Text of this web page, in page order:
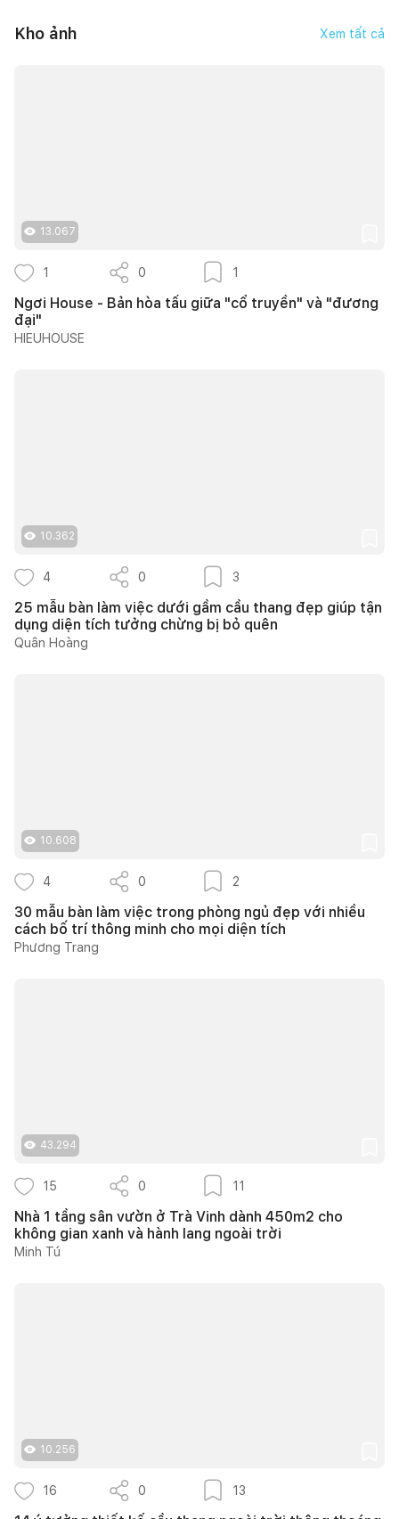
Kho ảnh Xem tất cả
13.067
1 0 1
Ngơi House - Bản hòa tấu giữa "cổ truyền" và "đương
đại"
HIEUHOUSE
10.362
4 0 3
25 mẫu bàn làm việc dưới gầm cầu thang đẹp giúp tận
dụng diện tích tưởng chừng bị bỏ quên
Quân Hoàng
10.608
4 0 2
30 mẫu bàn làm việc trong phòng ngủ đẹp với nhiều
cách bố trí thông minh cho mọi diện tích
Phương Trang
43.294
15 0 11
Nhà 1 tầng sân vườn ở Trà Vinh dành 450m2 cho
không gian xanh và hành lang ngoài trời
Minh Tú
10.256
16 0 13